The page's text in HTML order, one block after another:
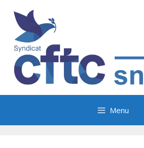
contenu
Menu